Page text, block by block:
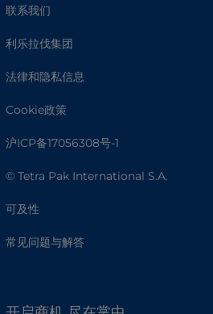
联系我们
利乐拉伐集团
法律和隐私信息
Cookie政策
沪ICP备17056308号-1
© Tetra Pak International S.A.
可及性
常见问题与解答